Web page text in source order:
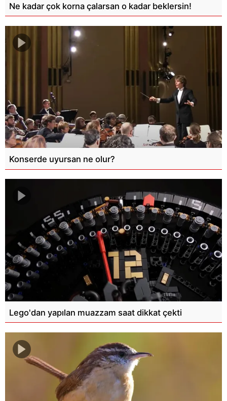
Ne kadar çok korna çalarsan o kadar beklersin!
Konserde uyursan ne olur?
Lego'dan yapılan muazzam saat dikkat çekti